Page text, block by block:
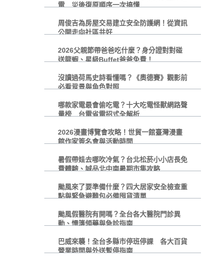
電 災後復原順序一次搞懂
周俊吉為房屋交易建立安全防護網！從資訊
公開走向社區共好
2026父親節帶爸爸吃什麼？身分證對對碰
送龍蝦、星級Buffet爸爸免費！
沒讀過荷馬史詩看懂嗎？《奧德賽》觀影前
必看背景與角色對照
哪款家電最會偷吃電？十大吃電怪獸網路聲
量榜 台電省電招式全解析
2026漫畫博覽會攻略！世貿一館臺灣漫畫
館作家簽名會與活動時間
暑假帶娃去哪吹冷氣？台北松菸小小店長免
費體驗、誠品北中南暑期市集攻略
颱風來了要準備什麼？四大居家安全檢查重
點與緊急避難包必備囤貨清單
颱風假醫院有開嗎？全台各大醫院門診異
動、慢箋領藥與急診指南
巴威來襲！全台多縣市停班停課 各大百貨
營業時間與外送暫停指南